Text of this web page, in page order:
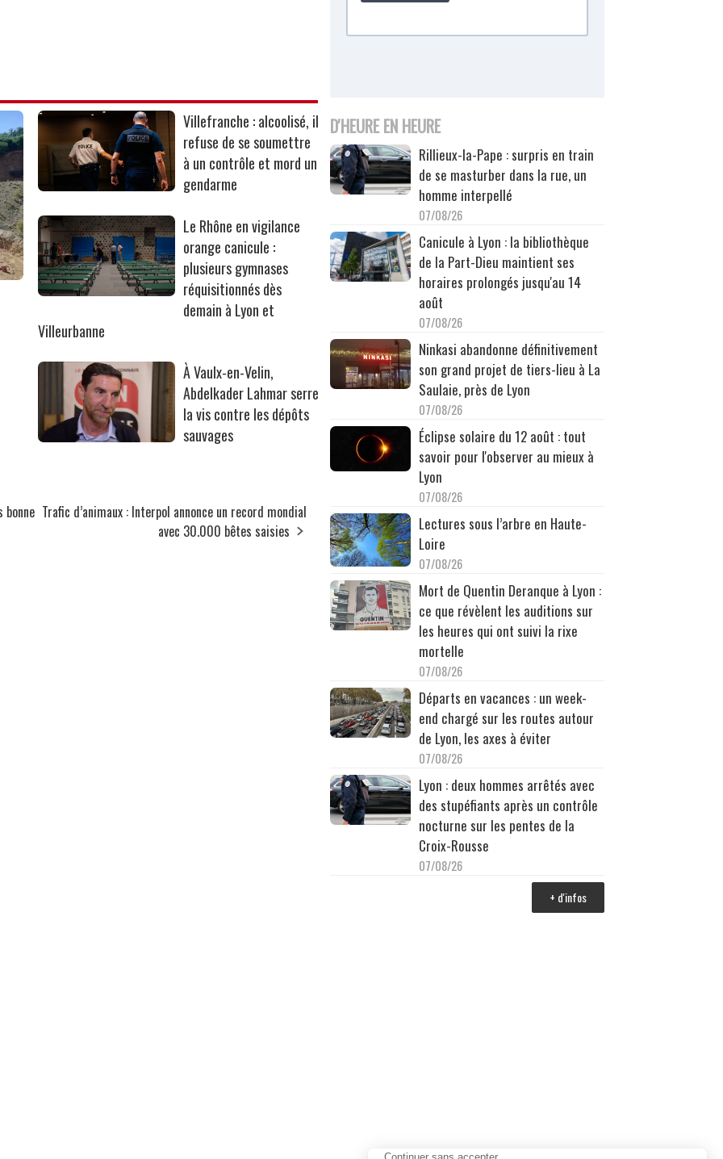
Villefranche : alcoolisé, il
refuse de se soumettre
à un contrôle et mord un
gendarme
Le Rhône en vigilance
orange canicule :
plusieurs gymnases
réquisitionnés dès
demain à Lyon et
Villeurbanne
À Vaulx-en-Velin,
Abdelkader Lahmar serre
la vis contre les dépôts
sauvages
bonne Trafic d’animaux : Interpol annonce un record mondial
avec 30.000 bêtes saisies
D'HEURE EN HEURE
Rillieux-la-Pape : surpris en train
de se masturber dans la rue, un
homme interpellé
07/08/26
Canicule à Lyon : la bibliothèque
de la Part-Dieu maintient ses
horaires prolongés jusqu'au 14
août
07/08/26
Ninkasi abandonne définitivement
son grand projet de tiers-lieu à La
Saulaie, près de Lyon
07/08/26
Éclipse solaire du 12 août : tout
savoir pour l'observer au mieux à
Lyon
07/08/26
Lectures sous l’arbre en Haute-
Loire
07/08/26
Mort de Quentin Deranque à Lyon :
ce que révèlent les auditions sur
les heures qui ont suivi la rixe
mortelle
07/08/26
Départs en vacances : un week-
end chargé sur les routes autour
de Lyon, les axes à éviter
07/08/26
Lyon : deux hommes arrêtés avec
des stupéfiants après un contrôle
nocturne sur les pentes de la
Croix-Rousse
07/08/26
+ d'infos